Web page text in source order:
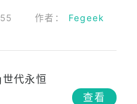
作者： Fegeek
代永恒
查看